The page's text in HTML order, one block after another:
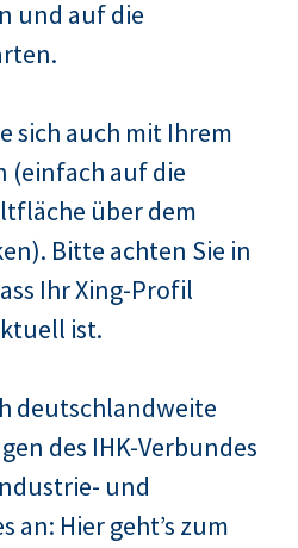
und auf die
sich auch mit Ihrem
(einfach auf die
über dem
Bitte achten Sie in
Ihr Xing-Profil
ist.
deutschlandweite
des IHK-Verbundes
und
an: Hier geht’s zum